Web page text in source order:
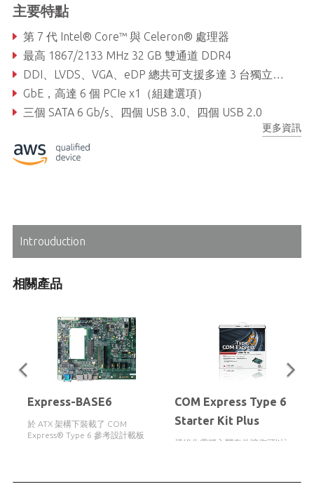
主要特點
第 7 代 Intel® Core™ 與 Celeron® 處理器
最高 1867/2133 MHz 32 GB 雙通道 DDR4
DDI、LVDS、VGA、eDP 總共可支援多達 3 台獨立顯示器
GbE，高達 6 個 PCIe x1（組建選項）
三個 SATA 6 Gb/s、四個 USB 3.0、四個 USB 2.0
更多資訊
Introuduction
相關產品
Express-BASE6
於 ATX 架構下裝載了 COM
Express® Type 6 參考設計載板
COM Express Type 6
Starter Kit Plus
模組化電腦入門套件讓您可以直接使